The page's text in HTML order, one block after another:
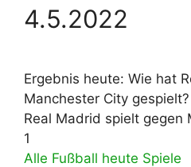
4.5.2022
Ergebnis heute: Wie hat
Manchester City gespielt?
Real Madrid spielt gegen
1
Alle Fußball heute Spiele